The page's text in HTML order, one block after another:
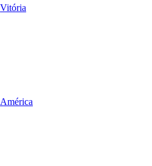
Vitória
América